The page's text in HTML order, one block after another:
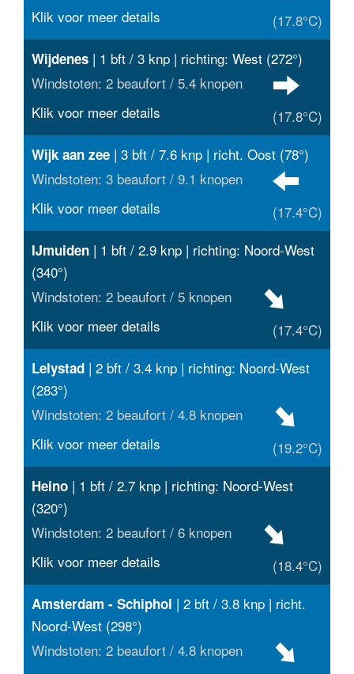
(17.8°C)
Klik voor meer details
Wijdenes | 1 bft / 3 knp | richting: West (272°)
Windstoten: 2 beaufort / 5.4 knopen
(17.8°C)
Klik voor meer details
Wijk aan zee | 3 bft / 7.6 knp | richt. Oost (78°)
Windstoten: 3 beaufort / 9.1 knopen
(17.4°C)
Klik voor meer details
IJmuiden | 1 bft / 2.9 knp | richting: Noord-West
(340°)
Windstoten: 2 beaufort / 5 knopen
(17.4°C)
Klik voor meer details
Lelystad | 2 bft / 3.4 knp | richting: Noord-West
(283°)
Windstoten: 2 beaufort / 4.8 knopen
(19.2°C)
Klik voor meer details
Heino | 1 bft / 2.7 knp | richting: Noord-West
(320°)
Windstoten: 2 beaufort / 6 knopen
(18.4°C)
Klik voor meer details
Amsterdam - Schiphol | 2 bft / 3.8 knp | richt.
Noord-West (298°)
Windstoten: 2 beaufort / 4.8 knopen